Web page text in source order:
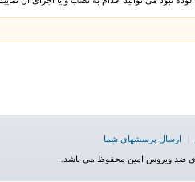
ارسال پرسشهای شما
ضد ویروس امین محفوظ می باشد.